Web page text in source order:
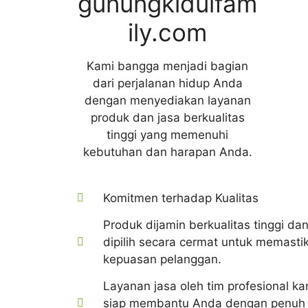
ily.com
Kami bangga menjadi bagian
dari perjalanan hidup Anda
dengan menyediakan layanan
produk dan jasa berkualitas
tinggi yang memenuhi
kebutuhan dan harapan Anda.
Komitmen terhadap Kualitas
Produk dijamin berkualitas tinggi dan
dipilih secara cermat untuk
kepuasan pelanggan.
Layanan jasa oleh tim profesional
siap membantu Anda dengan penuh